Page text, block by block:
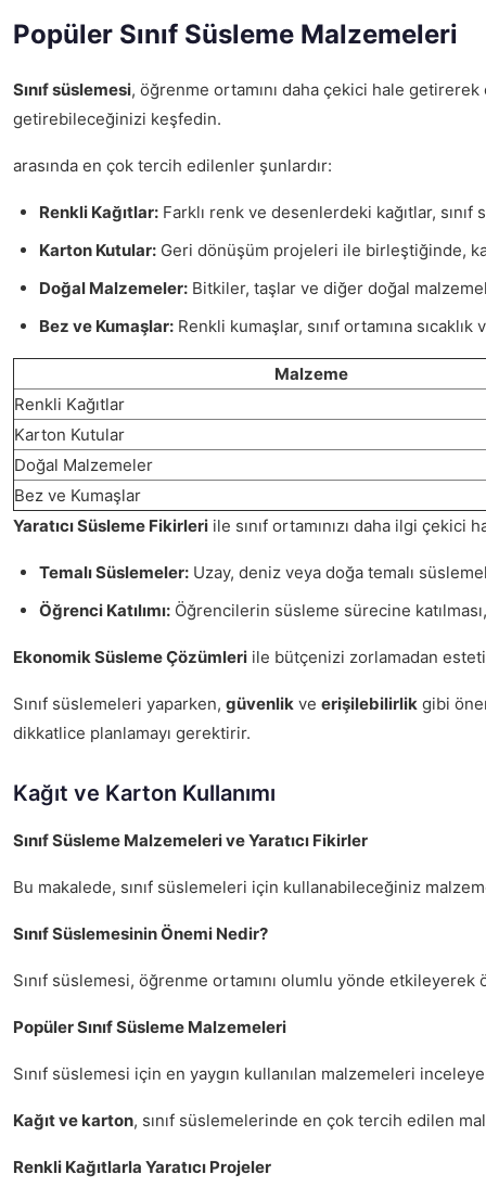
Popüler Sınıf Süsleme Malzemeleri
Sınıf süslemesi, öğrenme ortamını daha çekici hale
getirebileceğinizi keşfedin.
arasında en çok tercih edilenler şunlardır:
Renkli Kağıtlar: Farklı renk ve desenlerdeki kağıtlar,
Karton Kutular: Geri dönüşüm projeleri ile birleştiğinde,
Doğal Malzemeler: Bitkiler, taşlar ve diğer doğal
Bez ve Kumaşlar: Renkli kumaşlar, sınıf ortamına sıcaklık
Malzeme
Renkli Kağıtlar
Karton Kutular
Doğal Malzemeler
Bez ve Kumaşlar
Yaratıcı Süsleme Fikirleri ile sınıf ortamınızı daha ilgi
Temalı Süslemeler: Uzay, deniz veya doğa temalı
Öğrenci Katılımı: Öğrencilerin süsleme sürecine
Ekonomik Süsleme Çözümleri ile bütçenizi zorlamadan
Sınıf süslemeleri yaparken, güvenlik ve erişilebilirlik gibi
dikkatlice planlamayı gerektirir.
Kağıt ve Karton Kullanımı
Sınıf Süsleme Malzemeleri ve Yaratıcı Fikirler
Bu makalede, sınıf süslemeleri için kullanabileceğiniz
Sınıf Süslemesinin Önemi Nedir?
Sınıf süslemesi, öğrenme ortamını olumlu yönde
Popüler Sınıf Süsleme Malzemeleri
Sınıf süslemesi için en yaygın kullanılan malzemeleri
Kağıt ve karton, sınıf süslemelerinde en çok tercih edilen
Renkli Kağıtlarla Yaratıcı Projeler